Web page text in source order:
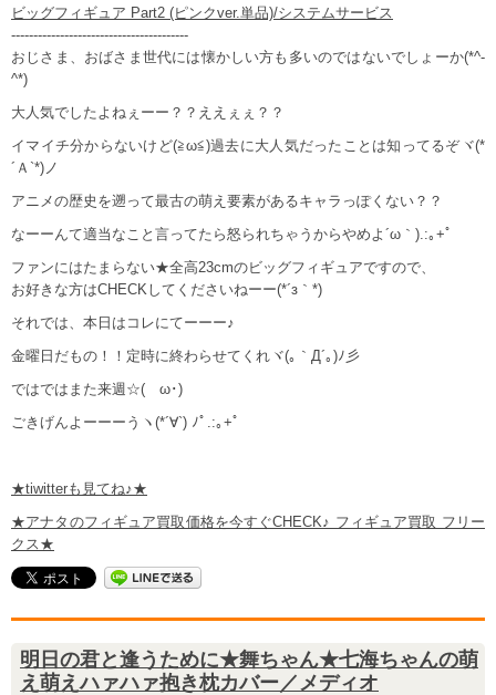
ビッグフィギュア Part2 (ピンクver.単品)/システムサービス
----------------------------------------
おじさま、おばさま世代には懐かしい方も多いのではないでしょーか(*^-
^*)
大人気でしたよねぇーー？？ええぇぇ？？
イマイチ分からないけど(≧ω≦)過去に大人気だったことは知ってるぞヾ(*
´Ａ`*)ノ
アニメの歴史を遡って最古の萌え要素があるキャラっぽくない？？
なーーんて適当なこと言ってたら怒られちゃうからやめよ´ω｀).:｡+ﾟ
ファンにはたまらない★全高23cmのビッグフィギュアですので、
お好きな方はCHECKしてくださいねーー(*´з｀*)
それでは、本日はコレにてーーー♪
金曜日だもの！！定時に終わらせてくれヾ(｡｀Д´｡)ﾉ彡
ではではまた来週☆(ゝω･)
ごきげんよーーーうヽ(*´∀`) ﾉﾟ.:｡+ﾟ
★tiwitterも見てね♪★
★アナタのフィギュア買取価格を今すぐCHECK♪ フィギュア買取 フリー
クス★
明日の君と逢うために★舞ちゃん★七海ちゃんの萌
え萌えハァハァ抱き枕カバー／メディオ